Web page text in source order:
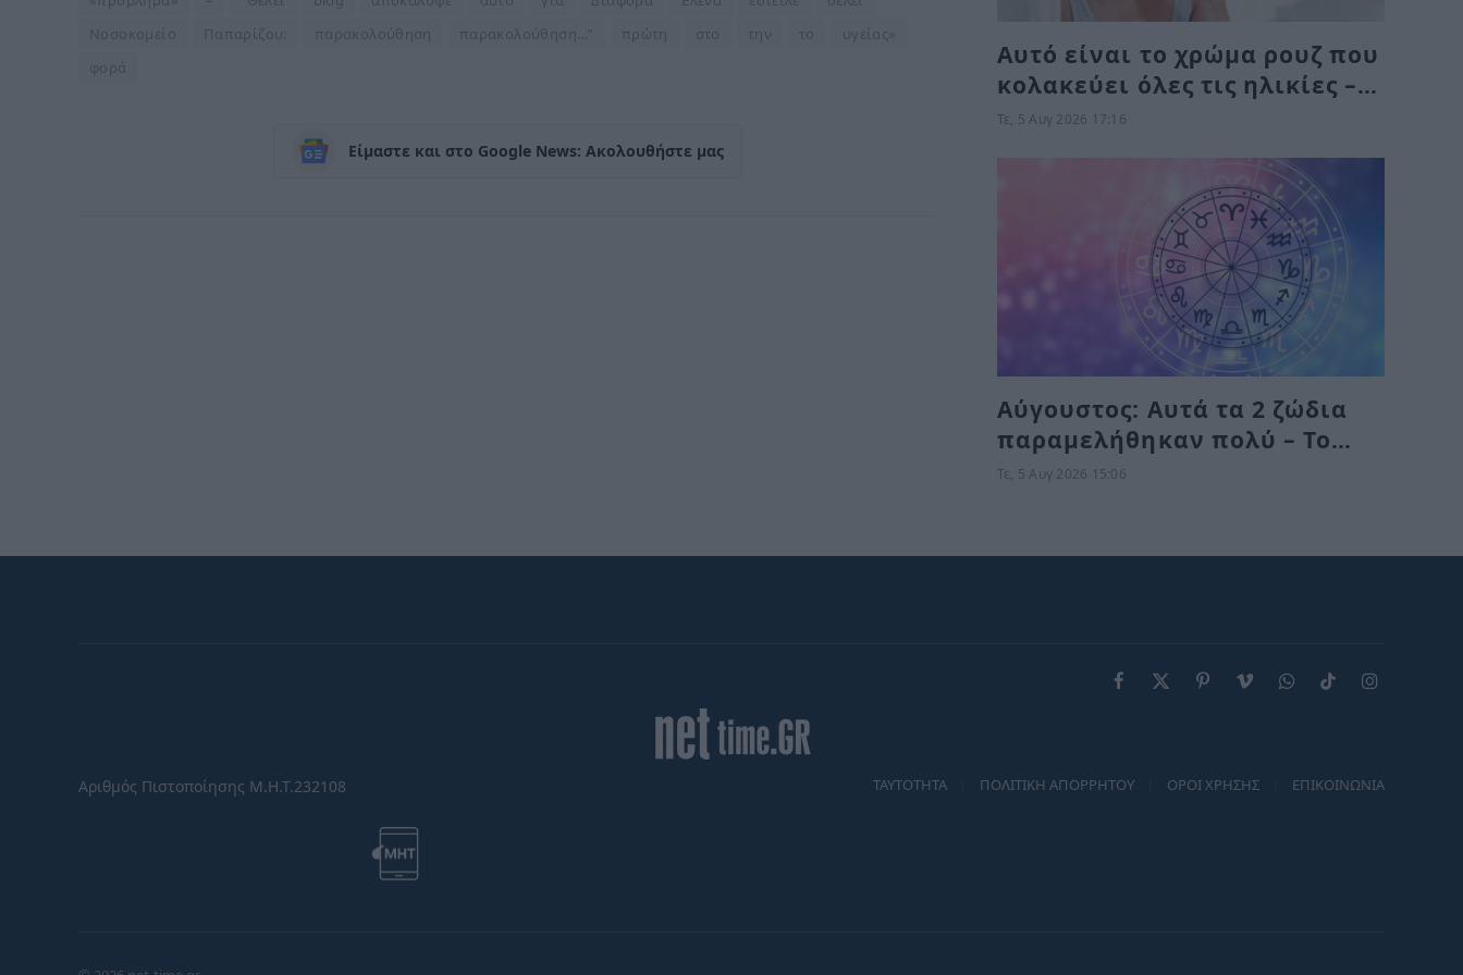
Νοσοκομείο
Παπαρίζου: παρακολούθηση παρακολούθηση…” πρώτη στο την το
υγείας»
φορά
Είμαστε και στο Google News: Ακολουθήστε μας
Αυτό είναι το χρώμα ρουζ που
κολακεύει όλες τις ηλικίες –
Δεν περιμένει κανείς ότι
Τε, 5 Αυγ 2026 17:16
Αύγουστος: Αυτά τα 2 ζώδια
παραμελήθηκαν πολύ – Το
Σύμπαν τους δίνει τύχη το
Τε, 5 Αυγ 2026 15:06
Facebook
X
PinterestVimeoWhatsAppTikTokInstagram
Αριθμός Πιστοποίησης Μ.Η.Τ.232108 TAYTOTHTA ΠΟΛΙΤΙΚΗ ΑΠΟΡΡΗΤΟΥ ΟΡΟΙ ΧΡΗΣΗΣ ΕΠΙΚΟΙΝΩΝΙΑ